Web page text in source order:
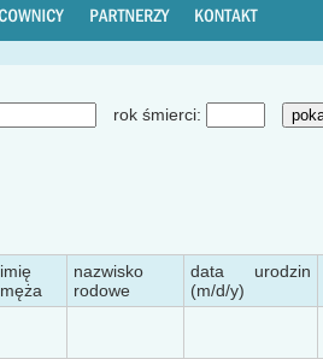
rok śmierci:
imię
męża
nazwisko
rodowe
data urodzin
(m/d/y)